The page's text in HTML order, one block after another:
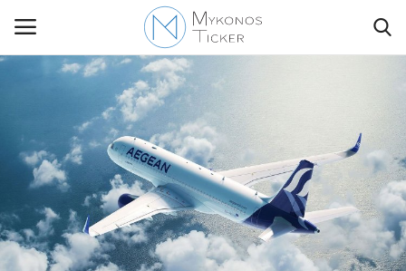
Contact Us
Politique
Business